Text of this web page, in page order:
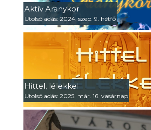
Aktív Aranykor
Utolsó adás: 2024. szep. 9. hétfő
Hittel, lélekkel
Utolsó adás: 2025. már. 16. vasárnap